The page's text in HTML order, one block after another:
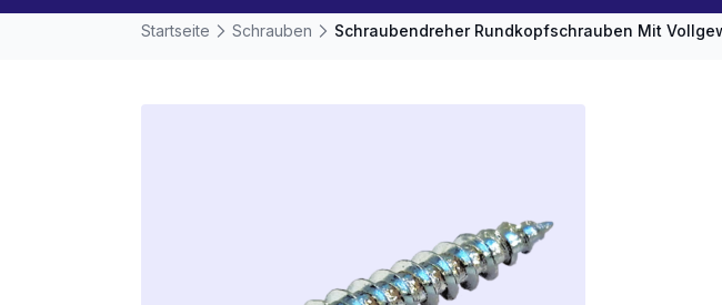
Startseite Schrauben Schraubendreher Rundkopfschrauben Mit